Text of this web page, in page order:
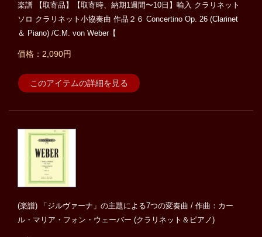
楽譜 【取寄品】【取寄時、納期1週間〜10日】輸入 クラリネット
ソロ クラリネット小協奏曲 作品２６ Concertino Op. 26 (Clarinet
＆ Piano) /C.M. von Weber【
価格：2,090円
このアイテムの詳細を見る
(楽譜) 「ジルヴァーナ」の主題による7つの変奏曲 / 作曲：カー
ル・マリア・フォン・ウェーバー (クラリネット＆ピアノ)